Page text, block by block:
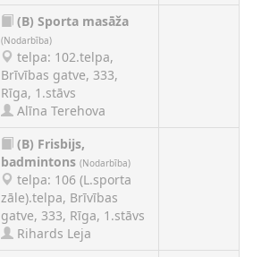
(B) Sporta masāža
(Nodarbība)
telpa: 102.telpa,
Brīvības gatve, 333,
Rīga, 1.stāvs
Alīna Terehova
(B) Frisbijs,
badmintons (Nodarbība)
telpa: 106 (L.sporta
zāle).telpa, Brīvības
gatve, 333, Rīga, 1.stāvs
Rihards Leja